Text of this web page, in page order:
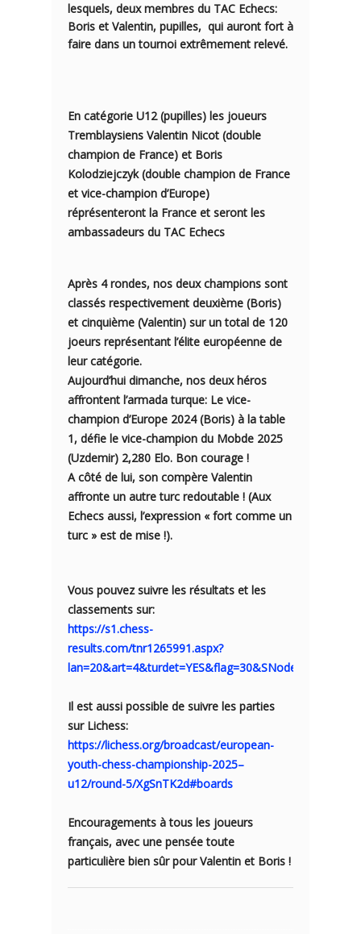
lesquels, deux membres du TAC Echecs:
Boris et Valentin, pupilles, qui auront fort à
faire dans un tournoi extrêmement relevé.
En catégorie U12 (pupilles) les joueurs
Tremblaysiens Valentin Nicot (double
champion de France) et Boris
Kolodziejczyk(double champion de France
et vice-champion d’Europe)
réprésenteront la France et seront les
ambassadeurs du TAC Echecs
Après 4 rondes, nos deux champions sont
classés respectivement deuxième (Boris)
et cinquième (Valentin) sur un total de 120
joeurs représentant l’élite européenne de
leur catégorie.
Aujourd’hui dimanche, nos deux héros
affrontent l’armada turque: Le vice-
champion d’Europe 2024 (Boris) à la table
1, défie le vice-champion du Mobde 2025
(Uzdemir) 2,280 Elo. Bon courage !
A côté de lui, son compère Valentin
affronte un autre turc redoutable ! (Aux
Echecs aussi, l’expression « fort comme un
turc » est de mise !).
Vous pouvez suivre les résultats et les
classements sur:
https://s1.chess-
results.com/tnr1265991.aspx?
lan=20&art=4&turdet=YES&flag=30&SNode=S0
Il est aussi possible de suivre les parties
sur Lichess:
https://lichess.org/broadcast/european-
youth-chess-championship-2025–
u12/round-5/XgSnTK2d#boards
Encouragements à tous les joueurs
français, avec une pensée toute
particulière bien sûr pour Valentin et Boris !